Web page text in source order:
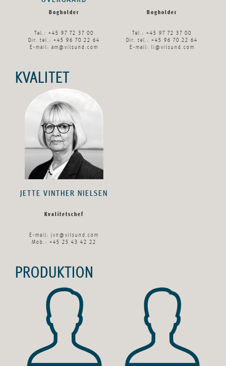
Bogholder
Tel.: +45 97 72 37 00
Dir. tel.: +45 96 70 22 64
E-mail: am@vilsund.com
Bogholder
Tel.: +45 97 72 37 00
Dir. tel.: +45 96 70 22 64
E-mail:
li@vilsund.com
KVALITET
JETTE VINTHER NIELSEN
Kvalitetschef
E-mail: jvn@vilsund.com
Mob.: +45 25 43 42 22
PRODUKTION